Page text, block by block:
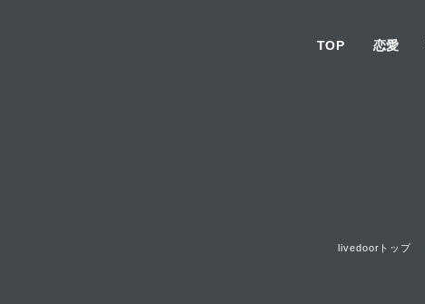
TOP 恋愛
livedoorトップ